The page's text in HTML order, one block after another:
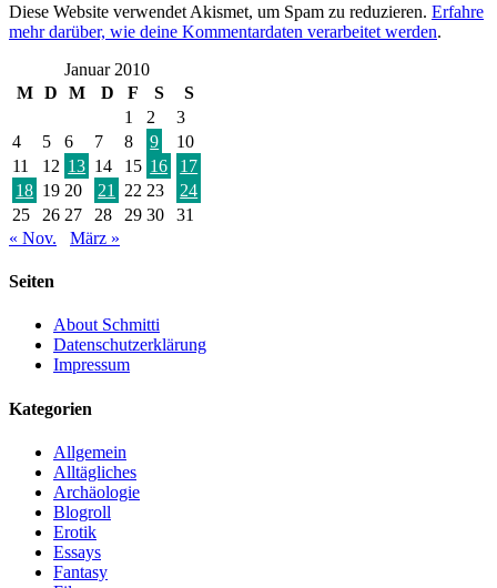
Diese Website verwendet Akismet, um Spam zu reduzieren. Erfahre
mehr darüber, wie deine Kommentardaten verarbeitet werden.
Januar 2010
M D M D F S
S
1
2
3
4
5 6 7 8 9
10
11
12 13 14 15 16
17
18 19 20 21 22 23
24
25
26 27 28 29 30
31
« Nov.
März »
Seiten
About Schmitti
Datenschutzerklärung
Impressum
Kategorien
Allgemein
Alltägliches
Archäologie
Blogroll
Erotik
Essays
Fantasy